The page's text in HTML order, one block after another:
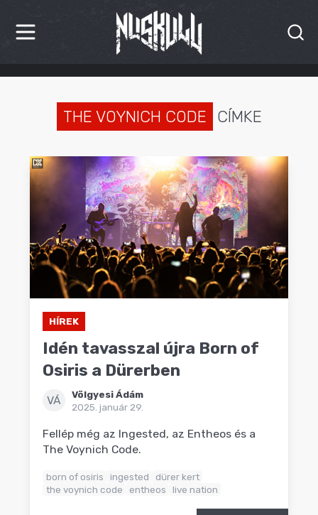
HÍREK
KRITIKÁK
INTERJÚK
PREMIEREK
KULT
MÁSVILÁG
BLOG
THE VOYNICH CODE CÍMKE
HÍREK
Idén tavasszal újra Born of
Osiris a Dürerben
VÁ
Völgyesi Ádám
2025. január 29.
Fellép még az Ingested, az Entheos és a
The Voynich Code.
born of osiris ingested
dürer kert
the voynich code
entheos live nation